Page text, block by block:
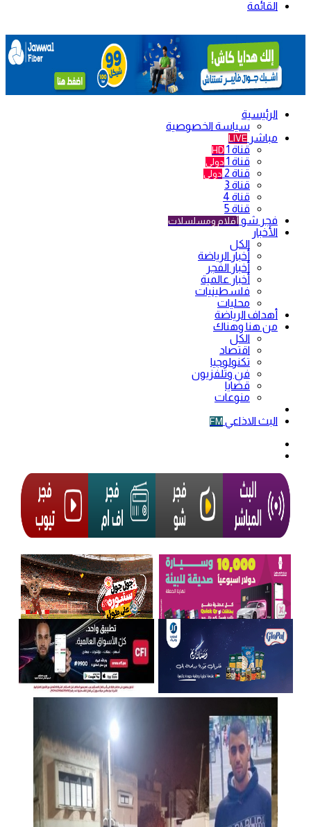
القائمة
الرئيسية
سياسة الخصوصية
مباشر LIVE
قناة 1 HD
قناة 1 دولي
قناة 2 دولي
قناة 3
قناة 4
قناة 5
فجر شو أفلام ومسلسلات
الأخبار
الكل
أخبار الرياضة
أخبار الفجر
أخبار عالمية
فلسطينيات
محليات
أهداف الرياضة
من هنا وهناك
الكل
اقتصاد
تكنولوجيا
فن وتلفزيون
قضايا
منوعات
البث الاذاعي FM